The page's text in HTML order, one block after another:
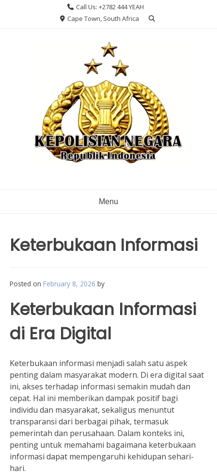
Call Us: +2782 444 YEAH
Cape Town, South Africa
Menu
Keterbukaan Informasi
Posted on February 8, 2026 by
Keterbukaan Informasi
di Era Digital
Keterbukaan informasi menjadi salah satu aspek
penting dalam masyarakat modern. Di era digital saat
ini, akses terhadap informasi semakin mudah dan
cepat. Hal ini memberikan dampak positif bagi
individu dan masyarakat, sekaligus menuntut
transparansi dari berbagai pihak, termasuk
pemerintah dan perusahaan. Dalam konteks ini,
penting untuk memahami bagaimana keterbukaan
informasi dapat mempengaruhi kehidupan sehari-
hari.